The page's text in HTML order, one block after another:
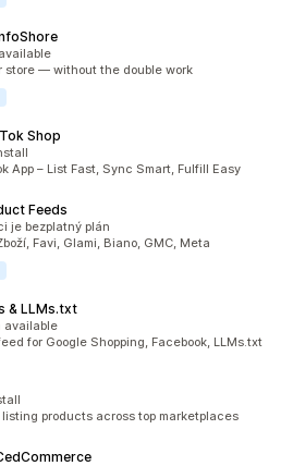
21
store — without the double work
Shop
216
App – List Fast, Sync Smart, Fulfill Easy
Feeds
101
je bezplatný plán
Favi, Glami, Biano, GMC, Meta
& LLMs.txt
101
available
for Google Shopping, Facebook, LLMs.txt
67
products across top marketplaces